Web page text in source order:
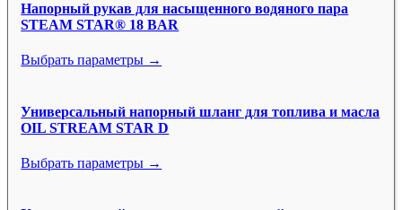
Напорный рукав для насыщенного водяного пара
STEAM STAR® 18 BAR
Выбрать параметры →
Универсальный напорный шланг для топлива и масла
OIL STREAM STAR D
Выбрать параметры →